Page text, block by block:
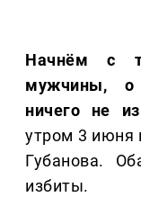
Начнём с
мужчины, о
ничего не
утром 3 июня
Губанова.
избиты.